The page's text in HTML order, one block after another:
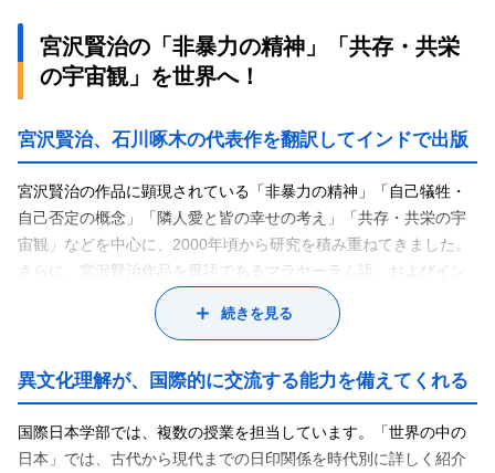
宮沢賢治の「非暴力の精神」「共存・共栄
の宇宙観」を世界へ！
宮沢賢治、石川啄木の代表作を翻訳してインドで出版
宮沢賢治の作品に顕現されている「非暴力の精神」「自己犠牲・
自己否定の概念」「隣人愛と皆の幸せの考え」「共存・共栄の宇
宙観」などを中心に、2000年頃から研究を積み重ねてきました。
さらに、宮沢賢治作品を母語であるマラヤーラム語、およびイン
ド英語への翻訳・出版も頻繁に行ってきました。現在も宮沢賢治
の心像スケッチである『春と修羅』の詩のマラヤーラム語訳を試
マラヤーラム語訳、研究論文の執筆・刊行なども行っています。
私は、1977年にニューデリーのネルー大学に入学し、日本語を学
び始めました。その後、国の奨学金を得て大学院に進み、日本語
だけでなく、日本文学や日本文化史も学んでいきます。そして、
続きを見る
異文化理解が、国際的に交流する能力を備えてくれる
国際日本学部では、複数の授業を担当しています。「世界の中の
日本」では、古代から現代までの日印関係を時代別に詳しく紹介